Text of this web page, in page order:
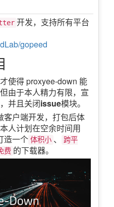
开发，支持所有平台
gopeed
使得 proxyee-down 能
由于本人精力有限，宣
并且关闭issue模块。
客户端开发，打包后体
人计划在空余时间用
造一个 体积小 、
跨平
费 的下载器。